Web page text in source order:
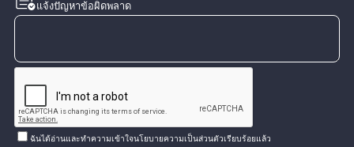
แจ้งปัญหาข้อผิดพลาด
ฉันได้อ่านและทำความเข้าใจนโยบายความเป็นส่วนตัวเรียบร้อยแล้ว